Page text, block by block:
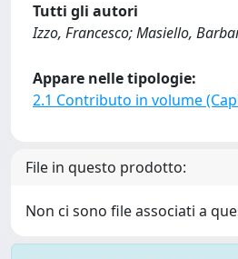
Tutti gli autori
Izzo, Francesco; Masiello,
Appare nelle tipologie:
2.1 Contributo in volume
File in questo prodotto:
Non ci sono file associati a